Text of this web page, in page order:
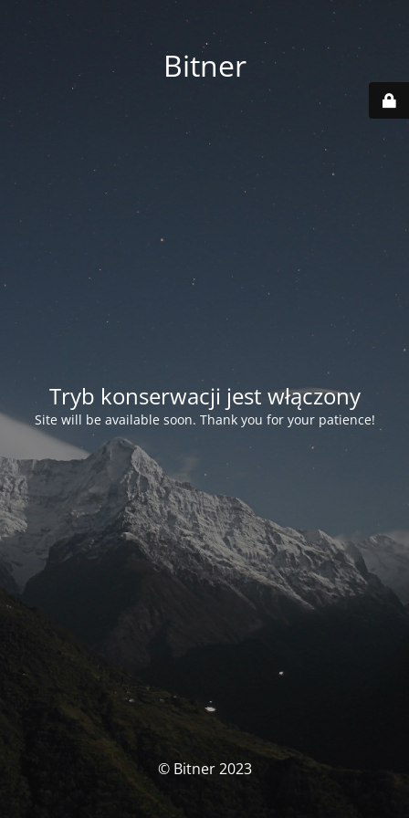
Bitner
Tryb konserwacji jest włączony
Site will be available soon. Thank you for your patience!
© Bitner 2023